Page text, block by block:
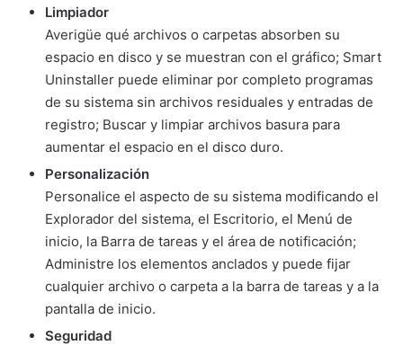
Limpiador
Averigüe qué archivos o carpetas absorben su
espacio en disco y se muestran con el gráfico; Smart
Uninstaller puede eliminar por completo programas
de su sistema sin archivos residuales y entradas de
registro; Buscar y limpiar archivos basura para
aumentar el espacio en el disco duro.
Personalización
Personalice el aspecto de su sistema modificando el
Explorador del sistema, el Escritorio, el Menú de
inicio, la Barra de tareas y el área de notificación;
Administre los elementos anclados y puede fijar
cualquier archivo o carpeta a la barra de tareas y a la
pantalla de inicio.
Seguridad